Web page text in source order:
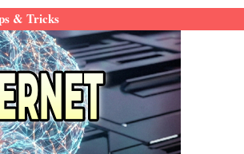
& Tricks